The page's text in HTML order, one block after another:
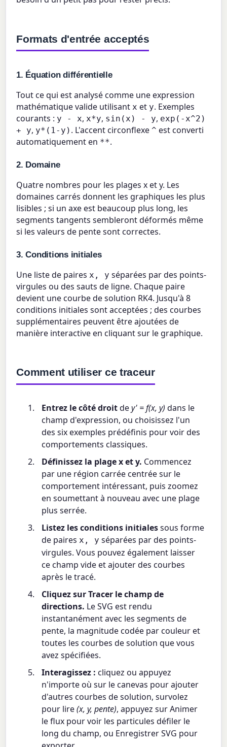
Formats d'entrée acceptés
1. Équation différentielle
Tout ce qui est analysé comme une expression
mathématique valide utilisantx et y. Exemples
courants : y - x,x*y, sin(x) - y, exp(-x^2)
+ y, y*(1-y) . L'accent circonflexe^ est converti
automatiquement en **.
2. Domaine
Quatre nombres pour les plages x et y. Les
domaines carrés donnent les graphiques les plus
lisibles ; si un axe est beaucoup plus long, les
segments tangents sembleront déformés même
si les valeurs de pente sont correctes.
3. Conditions initiales
Une liste de pairesx, y séparées par des points-
virgules ou des sauts de ligne. Chaque paire
devient une courbe de solution RK4. Jusqu'à 8
conditions initiales sont acceptées ; des courbes
supplémentaires peuvent être ajoutées de
manière interactive en cliquant sur le graphique.
Comment utiliser ce traceur
Entrez le côté droitdey' = f(x, y) dans le
champ d'expression, ou choisissez l'un
des six exemples prédéfinis pour voir des
comportements classiques.
Définissez la plage x et y. Commencez
par une région carrée centrée sur le
comportement intéressant, puis zoomez
en soumettant à nouveau avec une plage
plus serrée.
Listez les conditions initialessous forme
de pairesx, y séparées par des points-
virgules. Vous pouvez également laisser
ce champ vide et ajouter des courbes
après le tracé.
Cliquez sur Tracer le champ de
directions. Le SVG est rendu
instantanément avec les segments de
pente, la magnitude codée par couleur et
toutes les courbes de solution que vous
avez spécifiées.
Interagissez : cliquez ou appuyez
n'importe où sur le canevas pour ajouter
d'autres courbes de solution, survolez
pour lire(x, y, pente), appuyez sur Animer
le flux pour voir les particules défiler le
long du champ, ou Enregistrer SVG pour